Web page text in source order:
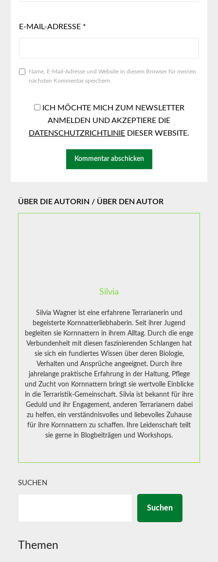
E-MAIL-ADRESSE *
Name, E-Mail-Adresse und Website in diesem Browser für meinen
nächsten Kommentar speichern.
ICH MÖCHTE MICH ZUM NEWSLETTER
ANMELDEN UND AKZEPTIERE DIE
DATENSCHUTZRICHTLINIE DIESER WEBSITE.
ÜBER DIE AUTORIN / ÜBER DEN AUTOR
Silvia
Silvia Wagner ist eine erfahrene Terrarianerin und
begeisterte Kornnatterliebhaberin. Seit ihrer Jugend
begleiten sie Kornnattern in ihrem Alltag. Durch die enge
Verbundenheit mit diesen faszinierenden Schlangen hat
sie sich ein fundiertes Wissen über deren Biologie,
Verhalten und Ansprüche angeeignet. Durch ihre
jahrelange praktische Erfahrung in der Haltung, Pflege
und Zucht von Kornnattern bringt sie wertvolle Einblicke
in die Terraristik-Gemeinschaft. Silvia ist bekannt für ihre
Geduld und ihr Engagement, anderen Terrarianern dabei
zu helfen, ein verständnisvolles und liebevolles Zuhause
für ihre Kornnattern zu schaffen. Ihre Leidenschaft teilt
sie gerne in Blogbeiträgen und Workshops.
SUCHEN
Suchen
Themen